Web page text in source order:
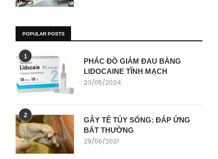
POPULAR POSTS
1
PHÁC ĐỒ GIẢM ĐAU BẰNG
LIDOCAINE TĨNH MẠCH
23/05/2024
2
GÂY TÊ TỦY SỐNG: ĐÁP ỨNG
BẤT THƯỜNG
29/06/2021